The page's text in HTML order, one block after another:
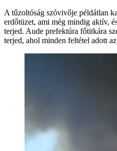
A tűzoltóság szóvivője példátlan
erdőtüzet, ami még mindig aktív,
terjed. Aude prefektúra főtitkára
terjed, ahol minden feltétel adott